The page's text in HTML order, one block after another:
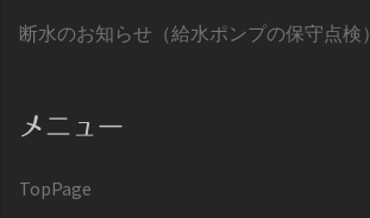
断水のお知らせ（給水ポンプの保守点検）
メニュー
TopPage